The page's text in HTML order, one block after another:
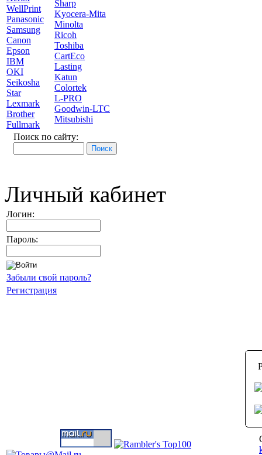
WellPrint
Panasonic
Samsung
Canon
Epson
IBM
OKI
Seikosha
Star
Lexmark
Brother
Fullmark
Sharp
Kyocera-Mita
Minolta
Ricoh
Toshiba
CartEco
Lasting
Katun
Colortek
L-PRO
Goodwin-LTC
Mitsubishi
Поиск по сайту:
Личный кабинет
Логин:
Пароль:
Забыли свой пароль?
Регистрация